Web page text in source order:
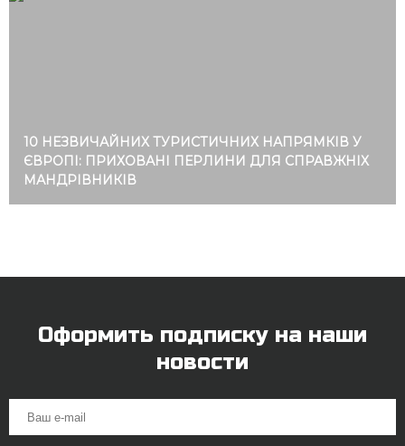
10 НЕЗВИЧАЙНИХ ТУРИСТИЧНИХ НАПРЯМКІВ У
ЄВРОПІ: ПРИХОВАНІ ПЕРЛИНИ ДЛЯ СПРАВЖНІХ
МАНДРІВНИКІВ
Оформить подписку на наши
новости